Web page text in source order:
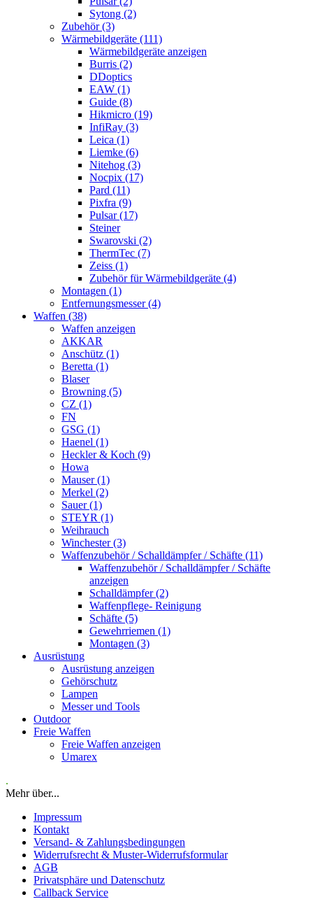
Sytong (2)
Zubehör (3)
Wärmebildgeräte (111)
Wärmebildgeräte anzeigen
Burris (2)
DDoptics
EAW (1)
Guide (8)
Hikmicro (19)
InfiRay (3)
Leica (1)
Liemke (6)
Nitehog (3)
Nocpix (17)
Pard (11)
Pixfra (9)
Pulsar (17)
Steiner
Swarovski (2)
ThermTec (7)
Zeiss (1)
Zubehör für Wärmebildgeräte (4)
Montagen (1)
Entfernungsmesser (4)
Waffen (38)
Waffen anzeigen
AKKAR
Anschütz (1)
Beretta (1)
Blaser
Browning (5)
CZ (1)
FN
GSG (1)
Haenel (1)
Heckler & Koch (9)
Howa
Mauser (1)
Merkel (2)
Sauer (1)
STEYR (1)
Weihrauch
Winchester (3)
Waffenzubehör / Schalldämpfer / Schäfte (11)
Waffenzubehör / Schalldämpfer / Schäfte
anzeigen
Schalldämpfer (2)
Waffenpflege- Reinigung
Schäfte (5)
Gewehrriemen (1)
Montagen (3)
Ausrüstung
Ausrüstung anzeigen
Gehörschutz
Lampen
Messer und Tools
Outdoor
Freie Waffen
Freie Waffen anzeigen
Umarex
.
Mehr über...
Impressum
Kontakt
Versand- & Zahlungsbedingungen
Widerrufsrecht & Muster-Widerrufsformular
AGB
Privatsphäre und Datenschutz
Callback Service